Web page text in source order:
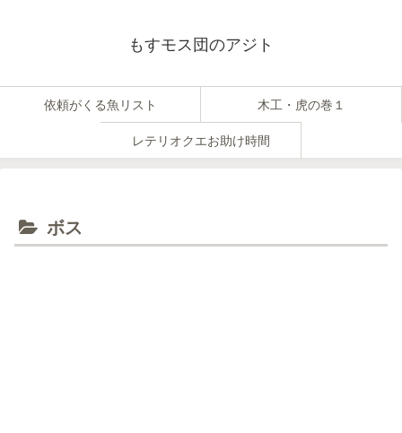
もすモス団のアジト
依頼がくる魚リスト 木工・虎の巻１
レテリオクエお助け時間
ボス